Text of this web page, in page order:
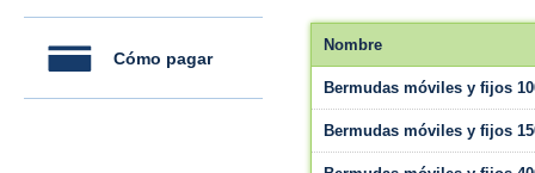
Cómo pagar
Nombre
Bermudas móviles y fijos
Bermudas móviles y fijos